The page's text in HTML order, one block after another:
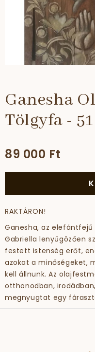
Ganesha
Tölgyfa -
89 000 Ft
RAKTÁRON!
Ganesha, az
Gabriella lenyűgözően
festett istenség erőt,
azokat a minőségeket,
kell állnunk. Az
otthonodban,
megnyugtat egy